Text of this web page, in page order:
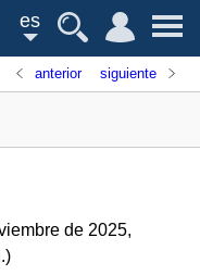
es
anterior siguiente
de 2025,
)